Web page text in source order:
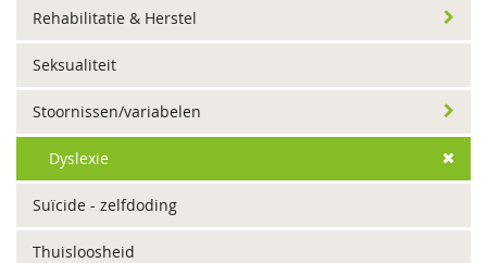
Rehabilitatie & Herstel
Seksualiteit
Stoornissen/variabelen
Dyslexie
Suïcide - zelfdoding
Thuisloosheid